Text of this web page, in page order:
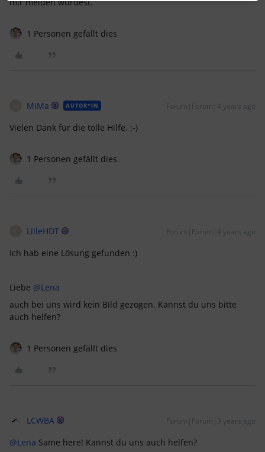
1 Personen gefällt dies
MiMa AUTOR*IN Forum|Forum|4 years ago
Vielen Dank für die tolle Hilfe. :-)
1 Personen gefällt dies
LilleHDT Forum|Forum|4 years ago
Ich hab eine Lösung gefunden :)
Liebe @Lena
auch bei uns wird kein Bild gezogen. Kannst du uns bitte
auch helfen?
1 Personen gefällt dies
LCWBA Forum|Forum|3 years ago
@Lena Same here! Kannst du uns auch helfen?